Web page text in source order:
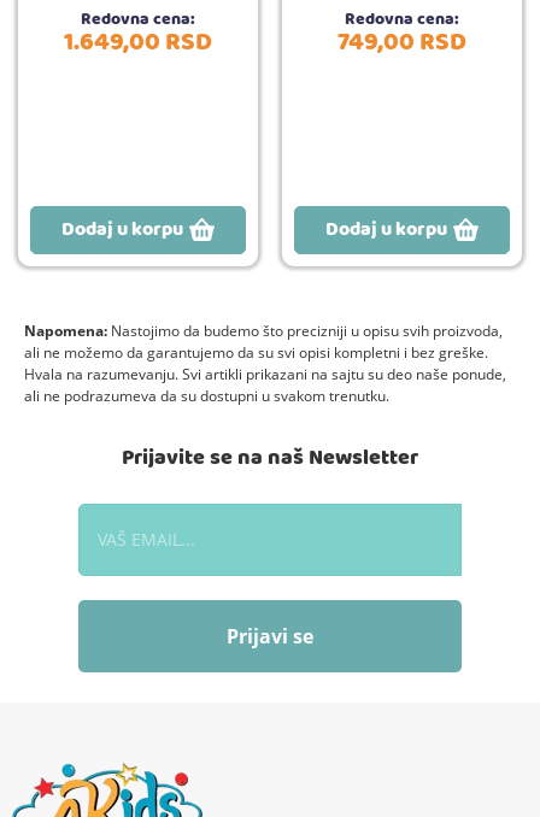
Redovna cena:
1.649,00RSD
Dodaj u korpu
Redovna cena:
749,00RSD
Dodaj u korpu
Napomena: Nastojimo da budemo što precizniji u opisu svih proizvoda,
ali ne možemo da garantujemo da su svi opisi kompletni i bez greške.
Hvala na razumevanju. Svi artikli prikazani na sajtu su deo naše ponude,
ali ne podrazumeva da su dostupni u svakom trenutku.
Prijavite se na naš Newsletter
Prijavi se